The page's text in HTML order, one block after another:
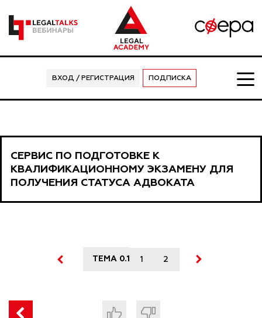
ВХОД / РЕГИСТРАЦИЯ ПОДПИСКА
СЕРВИС ПО ПОДГОТОВКЕ К
КВАЛИФИКАЦИОННОМУ ЭКЗАМЕНУ ДЛЯ
ПОЛУЧЕНИЯ СТАТУСА АДВОКАТА
ТЕМА 0.1 1 2